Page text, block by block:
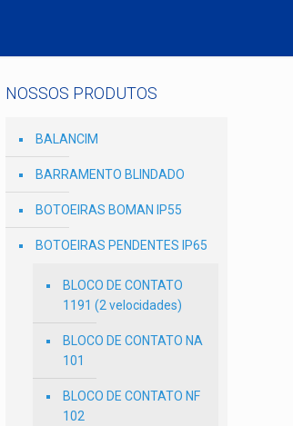
NOSSOS PRODUTOS
BALANCIM
BARRAMENTO BLINDADO
BOTOEIRAS BOMAN IP55
BOTOEIRAS PENDENTES IP65
BLOCO DE CONTATO
1191 (2 velocidades)
BLOCO DE CONTATO NA
101
BLOCO DE CONTATO NF
102